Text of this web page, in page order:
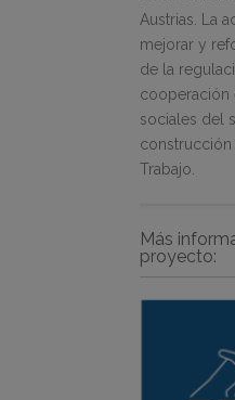
Austrias. La
mejorar y
de la
cooperación
sociales del
Trabajo.
Más
proyecto: